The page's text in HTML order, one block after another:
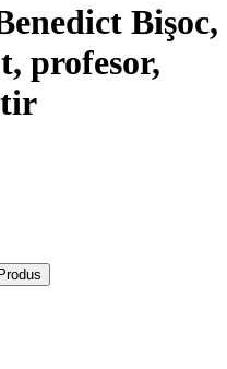
Bişoc,
profesor,